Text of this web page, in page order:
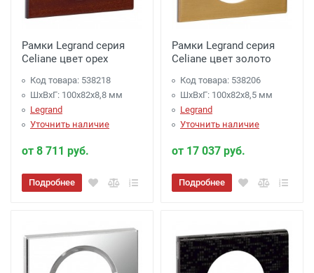
Рамки Legrand серия
Celiane цвет орех
Код товара: 538218
ШхВхГ: 100x82x8,8 мм
Legrand
Уточнить наличие
от 8 711 руб.
Подробнее
Рамки Legrand серия
Celiane цвет золото
Код товара: 538206
ШхВхГ: 100x82x8,5 мм
Legrand
Уточнить наличие
от 17 037 руб.
Подробнее